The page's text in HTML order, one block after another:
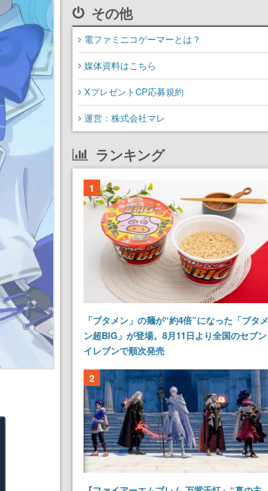
その他
電ファミニコゲーマーとは？
媒体資料はこちら
XプレゼントCP応募規約
運営：株式会社マレ
ランキング
1
「ブタメン」の麺が“約4倍”になった「ブタメ
ン超BIG」が登場。8月11日より全国のセブン
イレブンで順次発売
2